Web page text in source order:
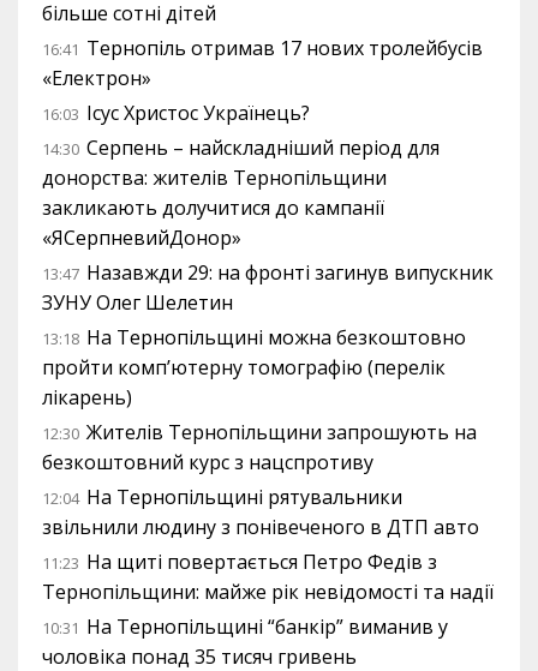
більше сотні дітей
16:41 Тернопіль отримав 17 нових тролейбусів
«Електрон»
16:03 Ісус Христос Українець?
14:30 Серпень – найскладніший період для
донорства: жителів Тернопільщини
закликають долучитися до кампанії
«ЯСерпневийДонор»
13:47 Назавжди 29: на фронті загинув випускник
ЗУНУ Олег Шелетин
13:18 На Тернопільщині можна безкоштовно
пройти комп’ютерну томографію (перелік
лікарень)
12:30 Жителів Тернопільщини запрошують на
безкоштовний курс з нацспротиву
12:04 На Тернопільщині рятувальники
звільнили людину з понівеченого в ДТП авто
11:23 На щиті повертається Петро Федів з
Тернопільщини: майже рік невідомості та надії
10:31 На Тернопільщині “банкір” виманив у
чоловіка понад 35 тисяч гривень